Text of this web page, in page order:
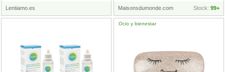
Lentiamo.es Maisonsdumonde.com Stock: 99+
Ocio y bienestar